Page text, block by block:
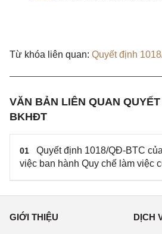
Từ khóa liên quan: Quyết định
VĂN BẢN LIÊN QUAN
BKHĐT
01
Quyết định 1018/QĐ-BTC
việc ban hành Quy chế làm việc
GIỚI THIỆU DỊCH